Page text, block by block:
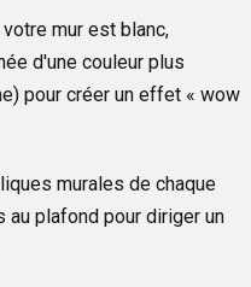
mur est blanc,
d'une couleur plus
pour créer un effet « wow
murales de chaque
plafond pour diriger un